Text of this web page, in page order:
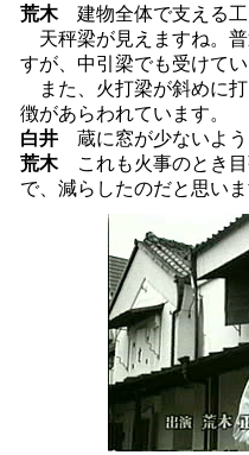
荒木建物全体で支える工
天秤梁が見えますね。
すが、中引梁でも受けてい
また、火打梁が斜めに
徴があらわれています。
白井蔵に窓が少ないよ
荒木これも火事のとき目
で、減らしたのだと思いま